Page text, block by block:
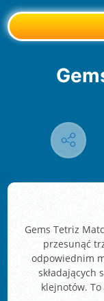
Gems Tetriz
przesunąć
odpowiednim
składających
klejnotów.